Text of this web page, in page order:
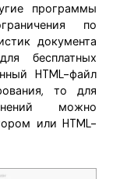
программы
по
документа
бесплатных
HTML-файл
то для
можно
или HTML-